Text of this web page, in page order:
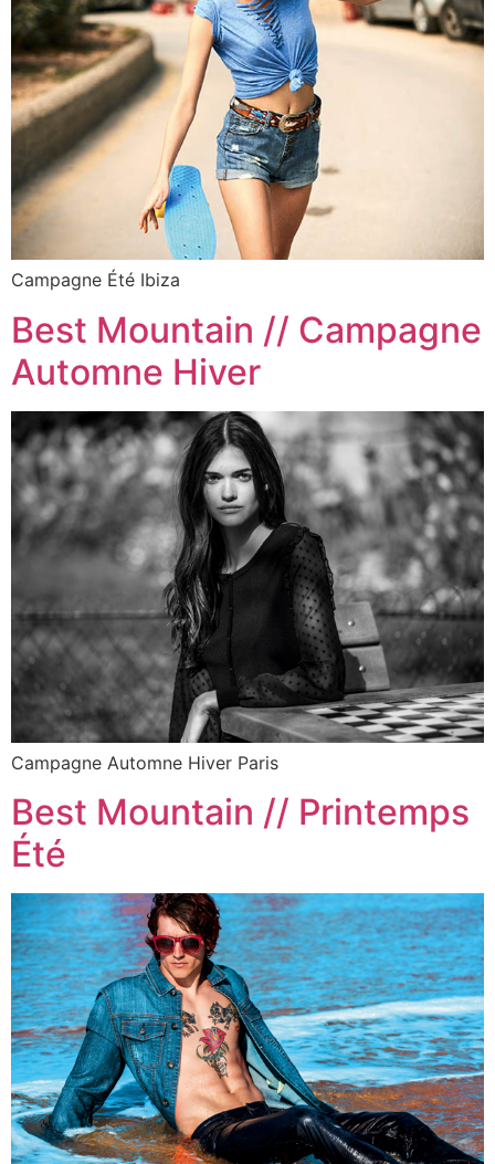
Campagne Été Ibiza
Best Mountain // Campagne
Automne Hiver
Campagne Automne Hiver Paris
Best Mountain // Printemps
Été